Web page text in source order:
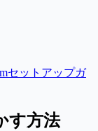
セットアップガ
す方法